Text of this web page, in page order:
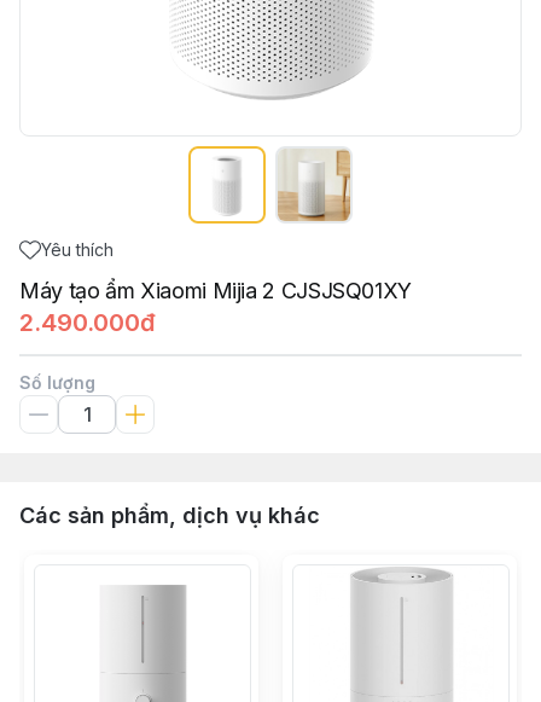
Yêu thích
Máy tạo ẩm Xiaomi Mijia 2 CJSJSQ01XY
2.490.000đ
Số lượng
Các sản phẩm, dịch vụ khác